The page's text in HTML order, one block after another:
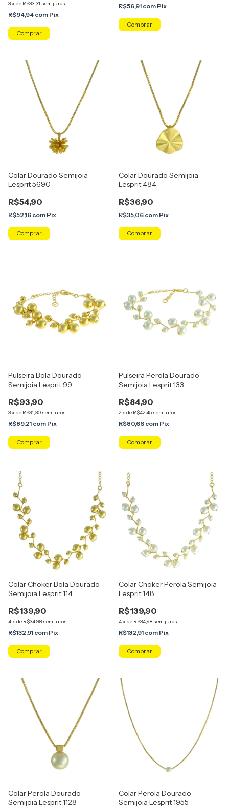
3x de R$33,31 sem juros
R$94,94 com Pix
R$56,91 com Pix
Colar Dourado Semijoia
Lesprit 5690
R$54,90
R$52,16 com Pix
Colar Dourado Semijoia
Lesprit 484
R$36,90
R$35,06 com Pix
Pulseira Bola Dourado
Semijoia Lesprit 99
R$93,90
3x de R$31,30 sem juros
R$89,21 com Pix
Pulseira Perola Dourado
Semijoia Lesprit 133
R$84,90
2x de R$42,45 sem juros
R$80,66 com Pix
Colar Choker Bola Dourado
Semijoia Lesprit 114
R$139,90
4x de R$34,98 sem juros
R$132,91 com Pix
Colar Choker Perola Semijoia
Lesprit 148
R$139,90
4x de R$34,98 sem juros
R$132,91 com Pix
Colar Perola Dourado
Semijoia Lesprit 1128
Colar Perola Dourado
Semijoia Lesprit 1955